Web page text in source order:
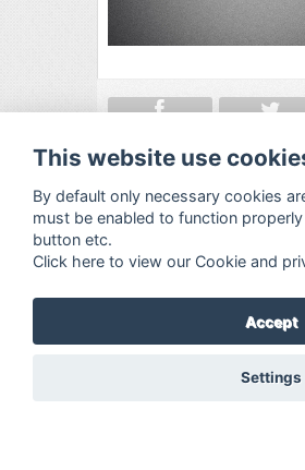
Search in Archive
TBA
About
This website use
By default only necessary cookies
must be enabled to function
button etc.
Click here to view our Cookie and
Accept
Settings